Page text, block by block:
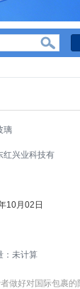
璃
红兴业科技有
10月02日
：未计算
做好对国际包裹